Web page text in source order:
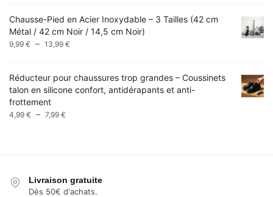
9,49 €
à
9,99 €
Chausse-Pied en Acier Inoxydable – 3 Tailles (42 cm
Métal / 42 cm Noir / 14,5 cm Noir)
9,99 € – 13,99 €
9,99 €
à
Réducteur pour chaussures trop grandes – Coussinets
talon en silicone confort, antidérapants et anti-
frottement
4,99 € – 7,99 €
Livraison gratuite
Dès 50€ d'achats.